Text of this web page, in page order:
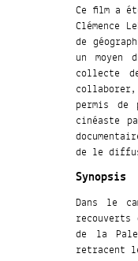
Ce film a
Clémence
de
un
collecte
permis
cinéaste
de le
Synopsis
Dans le
de la
retracent